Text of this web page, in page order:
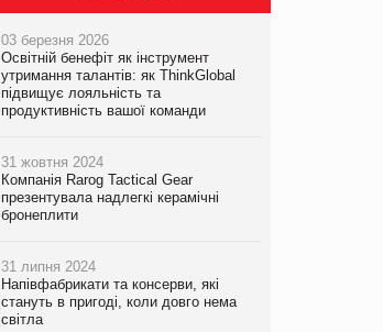
03 березня 2026
Освітній бенефіт як інструмент
утримання талантів: як ThinkGlobal
підвищує лояльність та
продуктивність вашої команди
31 жовтня 2024
Компанія Rarog Tactical Gear
презентувала надлегкі керамічні
бронеплити
31 липня 2024
Напівфабрикати та консерви, які
стануть в пригоді, коли довго нема
світла